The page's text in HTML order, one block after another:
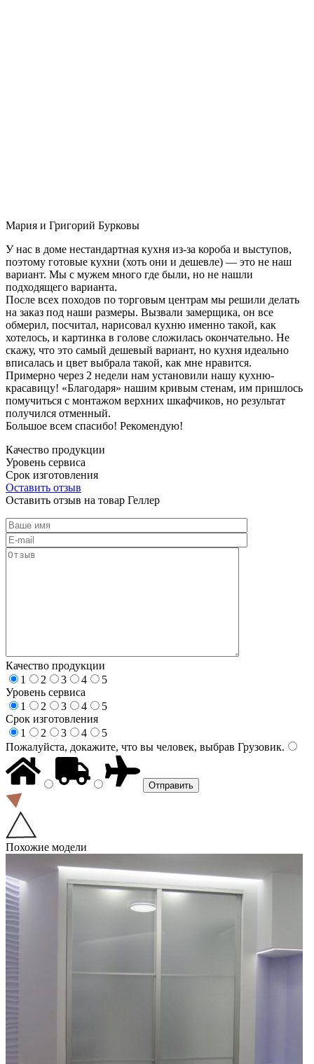
Мария и Григорий Бурковы
У нас в доме нестандартная кухня из-за короба и выступов,
поэтому готовые кухни (хоть они и дешевле) — это не наш
вариант. Мы с мужем много где были, но не нашли
подходящего варианта.
После всех походов по торговым центрам мы решили делать
на заказ под наши размеры. Вызвали замерщика, он все
обмерил, посчитал, нарисовал кухню именно такой, как
хотелось, и картинка в голове сложилась окончательно. Не
скажу, что это самый дешевый вариант, но кухня идеально
вписалась и цвет выбрала такой, как мне нравится.
Примерно через 2 недели нам установили нашу кухню-
красавицу! «Благодаря» нашим кривым стенам, им пришлось
помучиться с монтажом верхних шкафчиков, но результат
получился отменный.
Большое всем спасибо! Рекомендую!
Качество продукции
Уровень сервиса
Срок изготовления
Оставить отзыв
Оставить отзыв на товар Геллер
Качество продукции
1
2 3 4
5
Уровень сервиса
1
2 3 4
5
Срок изготовления
1
2 3 4
5
Пожалуйста, докажите, что вы человек, выбрав Грузовик.
Похожие модели